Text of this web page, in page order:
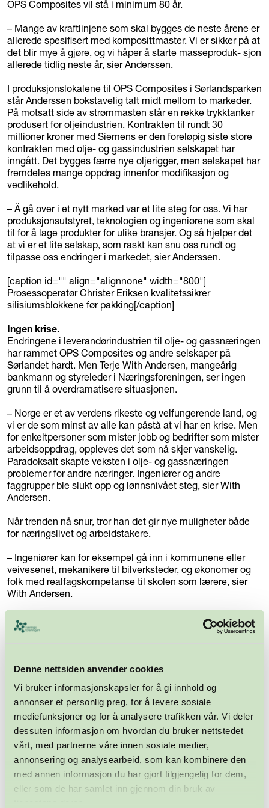
Denne nettsiden anvender cookies
Vi bruker informasjonskapsler for å gi innhold og
annonser et personlig preg, for å levere sosiale
mediefunksjoner og for å analysere trafikken vår. Vi deler
dessuten informasjon om hvordan du bruker nettstedet
vårt, med partnerne våre innen sosiale medier,
annonsering og analysearbeid, som kan kombinere den
med annen informasjon du har gjort tilgjengelig for dem,
eller som de har samlet inn gjennom din bruk av
OPS Composites vil stå i minimum 80 år.
– Mange av kraftlinjene som skal bygges de neste årene er
allerede spesifisert med komposittmaster. Vi er sikker på at
det blir mye å gjøre, og vi håper å starte masseproduk- sjon
allerede tidlig neste år, sier Anderssen.
I produksjonslokalene til OPS Composites i Sørlandsparken
står Anderssen bokstavelig talt midt mellom to markeder.
På motsatt side av strømmasten står en rekke trykktanker
produsert for oljeindustrien. Kontrakten til rundt 30
millioner kroner med Siemens er den foreløpig siste store
kontrakten med olje- og gassindustrien selskapet har
inngått. Det bygges færre nye oljerigger, men selskapet har
fremdeles mange oppdrag innenfor modifikasjon og
vedlikehold.
– Å gå over i et nytt marked var et lite steg for oss. Vi har
produksjonsutstyret, teknologien og ingeniørene som skal
til for å lage produkter for ulike bransjer. Og så hjelper det
at vi er et lite selskap, som raskt kan snu oss rundt og
tilpasse oss endringer i markedet, sier Anderssen.
[caption id="" align="alignnone" width="800"]
Prosessoperatør Christer Eriksen kvalitetssikrer
silisiumsblokkene før pakking[/caption]
Ingen krise.
Endringene i leverandørindustrien til olje- og gassnæringen
har rammet OPS Composites og andre selskaper på
Sørlandet hardt. Men Terje With Andersen, mangeårig
bankmann og styreleder i Næringsforeningen, ser ingen
grunn til å overdramatisere situasjonen.
– Norge er et av verdens rikeste og velfungerende land, og
vi er de som minst av alle kan påstå at vi har en krise. Men
for enkeltpersoner som mister jobb og bedrifter som mister
arbeidsoppdrag, oppleves det som nå skjer vanskelig.
Paradoksalt skapte veksten i olje- og gassnæringen
problemer for andre næringer. Ingeniører og andre
faggrupper ble slukt opp og lønnsnivået steg, sier With
Andersen.
Når trenden nå snur, tror han det gir nye muligheter både
for næringslivet og arbeidstakere.
– Ingeniører kan for eksempel gå inn i kommunene eller
veivesenet, mekanikere til bilverksteder, og økonomer og
folk med realfagskompetanse til skolen som lærere, sier
With Andersen.
Nye ideer.
Noen av de som nå står uten arbeid kommer til Kamilla
mennesker og bedrifter som har en god idé.
– Det er ofte i tøffe tider at gode ideer unnfanges og
suksessrike selskaper fødes. I krisetider må vi tenke
annerledes, vi kan ikke fortsette som før. Når bestillingene
og leveransene stopper opp, får innovasjon større fokus. Vi
er på vei inn i en mer innovativ periode, sier Kamilla
Sharma.
Hun peker blant annet på hva som skjedde i kjølvannet av
nedleggelsen av Ericssons avdeling i Grimstad.
Teknologene og kompetansen ble igjen i byen og resulterte